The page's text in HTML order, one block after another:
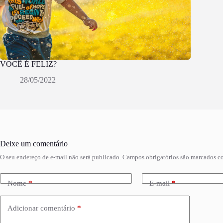
VOCÊ É FELIZ?
28/05/2022
Deixe um comentário
O seu endereço de e-mail não será publicado. Campos obrigatórios são marcados
Nome* E-mail*
Adicionar comentário *